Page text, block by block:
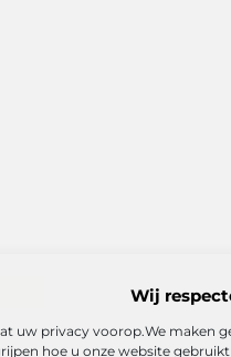
Wij
uw privacy voorop.We maken
hoe u onze website